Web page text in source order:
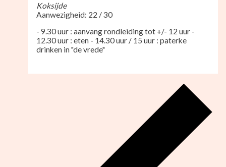
Koksijde
Aanwezigheid: 22 / 30
- 9.30 uur : aanvang rondleiding tot +/- 12 uur -
12.30 uur : eten - 14.30 uur / 15 uur : paterke
drinken in "de vrede"